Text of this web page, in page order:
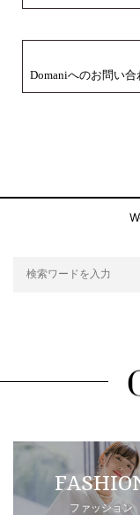
Domaniへのお問い合
ファッション